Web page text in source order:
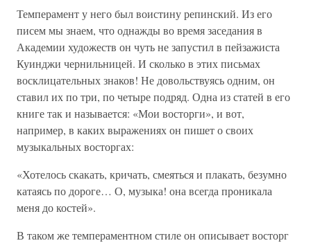
Темперамент у него был воистину репинский. Из его
писем мы знаем, что однажды во время заседания в
Академии художеств он чуть не запустил в пейзажиста
Куинджи чернильницей. И сколько в этих письмах
восклицательных знаков! Не довольствуясь одним, он
ставил их по три, по четыре подряд. Одна из статей в его
книге так и называется: «Мои восторги», и вот,
например, в каких выражениях он пишет о своих
музыкальных восторгах:
«Хотелось скакать, кричать, смеяться и плакать, безумно
катаясь по дороге… О, музыка! она всегда проникала
меня до костей».
В таком же темпераментном стиле он описывает восторг